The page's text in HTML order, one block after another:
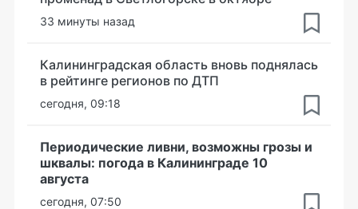
33 минуты назад
Калининградская область вновь поднялась
в рейтинге регионов по ДТП
сегодня, 09:18
Периодические ливни, возможны грозы и
шквалы: погода в Калининграде 10
августа
сегодня, 07:50